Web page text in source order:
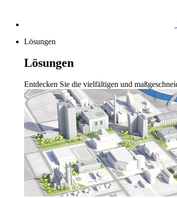
Lösungen
Lösungen
Entdecken Sie die vielfältigen und